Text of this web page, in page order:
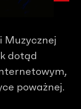
Muzycznej
dotąd
poważnej.